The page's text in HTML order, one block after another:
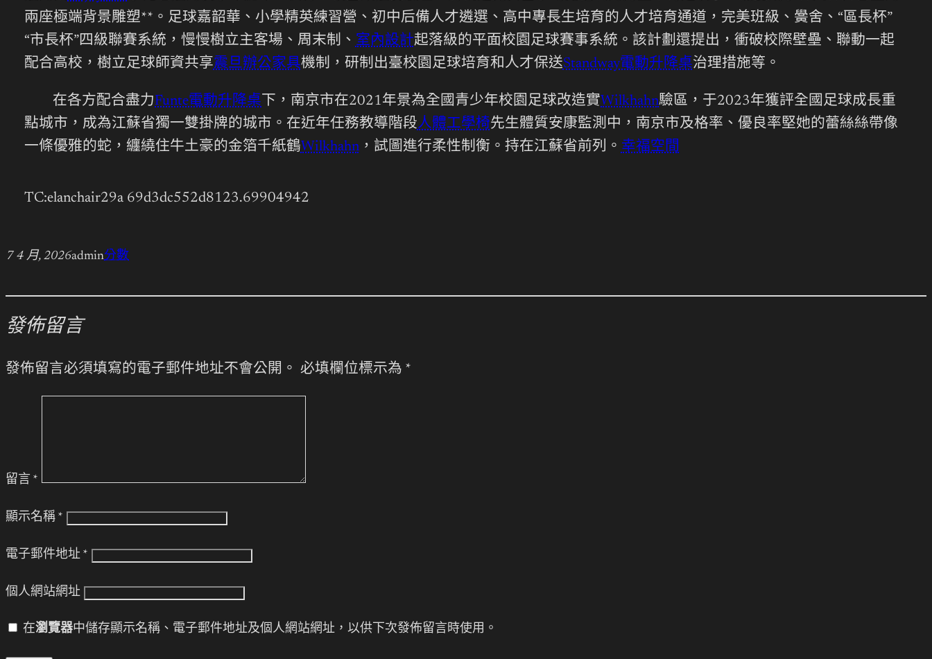
兩座極端背景雕塑**。足球嘉韶華、小學精英練習營、初中后備人才遴選、高中專長生培育的人才培育通道，完美班級、黌舍、“區長杯”
“市長杯”四級聯賽系統，慢慢樹立主客場、周末制、 室內設計起落級的平面校園足球賽事系統。該計劃還提出，衝破校際壁壘、聯動一起
配合高校，樹立足球師資共享震旦辦公家具機制，研制出臺校園足球培育和人才保送Standway電動升降桌治理措施等。
在各方配合盡力Funte電動升降桌 下，南京市在2021年景為全國青少年校園足球改造實Wilkhahn驗區，于2023年獲評全國足球成長重
點城市，成為江蘇省獨一雙掛牌的城市。在近年任務教導階段人體工學椅先生體質安康監測中，南京市及格率、優良率堅她的蕾絲絲帶像
一條優雅的蛇，纏繞住牛土豪的金箔千紙鶴Wilkhahn，試圖進行柔性制衡。持在江蘇省前列。 幸福空間
TC:elanchair29a 69d3dc552d8123.69904942
7 4 月, 2026admin分數
發佈留言
發佈留言必須填寫的電子郵件地址不會公開。 必填欄位標示為 *
留言 *
顯示名稱 *
電子郵件地址 *
個人網站網址
在瀏覽器中儲存顯示名稱、電子郵件地址及個人網站網址，以供下次發佈留言時使用。